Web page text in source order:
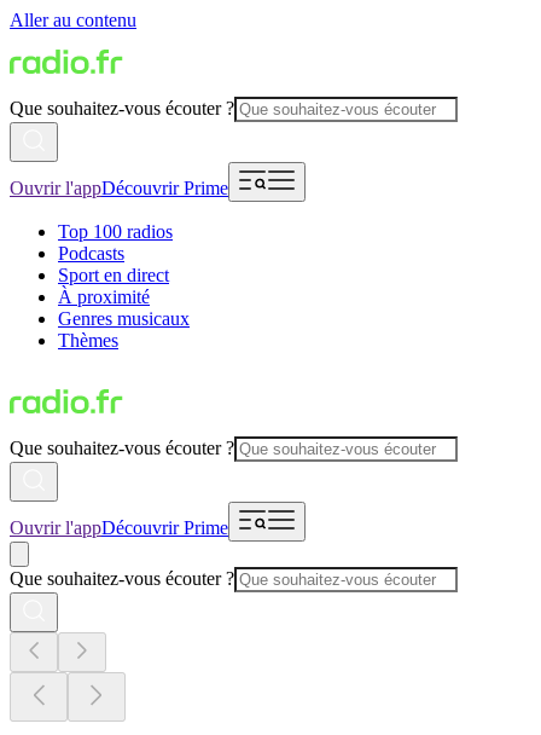
Aller au contenu
Que souhaitez-vous écouter ?
Ouvrir l'appDécouvrir Prime
Top 100 radios
Podcasts
Sport en direct
À proximité
Genres musicaux
Thèmes
Que souhaitez-vous écouter ?
Ouvrir l'appDécouvrir Prime
Que souhaitez-vous écouter ?